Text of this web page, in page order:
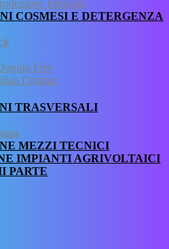
Integrata
COSMESI E DETERGENZA
Free
Organic
TRASVERSALI
MEZZI TECNICI
IMPIANTI AGRIVOLTAICI
PARTE